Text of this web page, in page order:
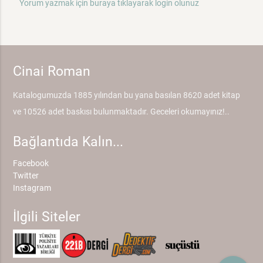
Yorum yazmak için buraya tıklayarak login olunuz
Cinai Roman
Katalogumuzda 1885 yılından bu yana basılan 8620 adet kitap
ve 10526 adet baskısı bulunmaktadır. Geceleri okumayınız!..
Bağlantıda Kalın...
Facebook
Twitter
Instagram
İlgili Siteler